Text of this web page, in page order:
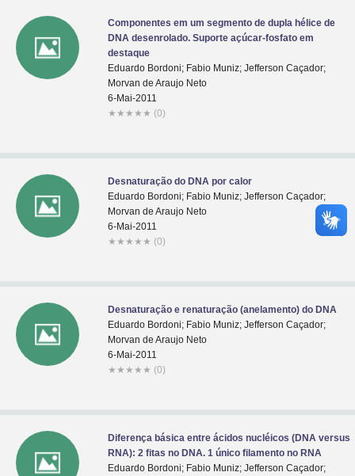
Componentes em um segmento de dupla hélice de
DNA desenrolado. Suporte açúcar-fosfato em
destaque
Eduardo Bordoni; Fabio Muniz; Jefferson Caçador;
Morvan de Araujo Neto
6-Mai-2011
★ ★ ★ ★ ★ (0)
Desnaturação do DNA por calor
Eduardo Bordoni; Fabio Muniz; Jefferson Caçador;
Morvan de Araujo Neto
6-Mai-2011
★ ★ ★ ★ ★ (0)
Desnaturação e renaturação (anelamento) do DNA
Eduardo Bordoni; Fabio Muniz; Jefferson Caçador;
Morvan de Araujo Neto
6-Mai-2011
★ ★ ★ ★ ★ (0)
Diferença básica entre ácidos nucléicos (DNA versus
RNA): 2 fitas no DNA. 1 único filamento no RNA
Eduardo Bordoni; Fabio Muniz; Jefferson Caçador;